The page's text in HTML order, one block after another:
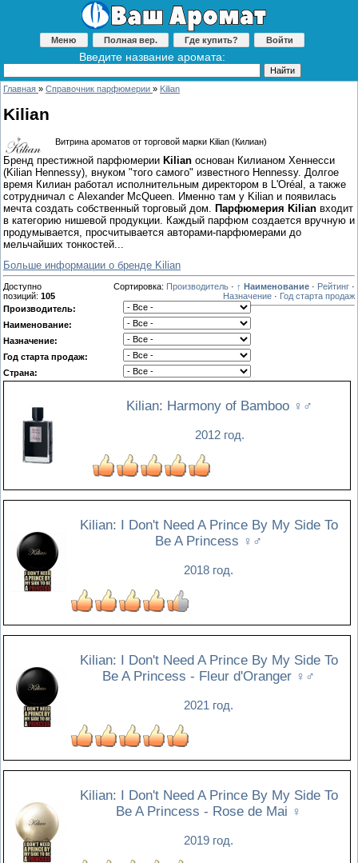
Меню Полная вер. Где купить? Войти
Введите название аромата:
Главная » Справочник парфюмерии » Kilian
Kilian
Витрина ароматов от торговой марки Kilian (Килиан)
Бренд престижной парфюмерии Kilian основан Килианом Хеннесси
(Kilian Hennessy), внуком "того самого" известного Hennessy. Долгое
время Килиан работал исполнительным директором в L'Oréal, а также
сотрудничал с Alexander McQueen. Именно там у Kilian и появилась
мечта создать собственный торговый дом. Парфюмерия Kilian входит
в категорию нишевой продукции. Каждый парфюм создается вручную и
продумывается, просчитывается авторами-парфюмерами до
мельчайших тонкостей...
Больше информации о бренде Kilian
Доступно
позиций: 105
Сортировка: Производитель · ↑ Наименование · Рейтинг ·
Назначение · Год старта продаж
Производитель:
Наименование:
Назначение:
Год старта продаж:
Страна:
Kilian: Harmony of Bamboo ♀♂
2012 год.
Kilian: I Don't Need A Prince By My Side To
Be A Princess ♀♂
2018 год.
Kilian: I Don't Need A Prince By My Side To
Be A Princess - Fleur d'Oranger ♀♂
2021 год.
Kilian: I Don't Need A Prince By My Side To
Be A Princess - Rose de Mai ♀
2019 год.